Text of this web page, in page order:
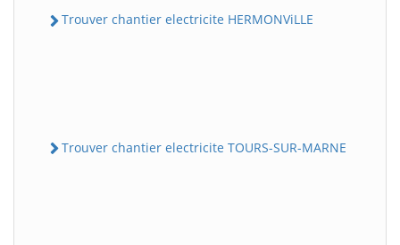
Trouver chantier electricite HERMONViLLE
Trouver chantier electricite TOURS-SUR-MARNE